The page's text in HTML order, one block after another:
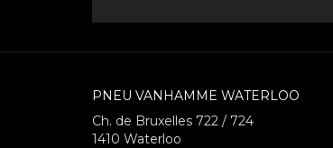
PNEU VANHAMME WATERLOO
Ch. de Bruxelles 722 / 724
1410 Waterloo